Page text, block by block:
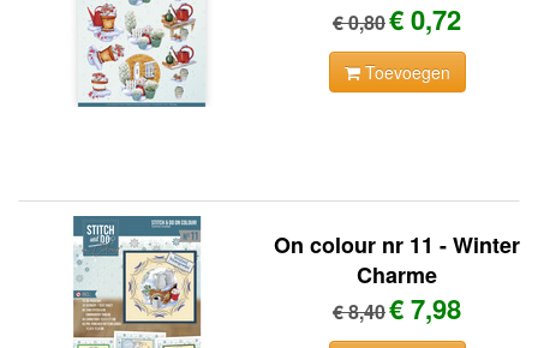
€ 0,80€ 0,72
Toevoegen
On colour nr 11 - Winter
Charme
€ 8,40€ 7,98